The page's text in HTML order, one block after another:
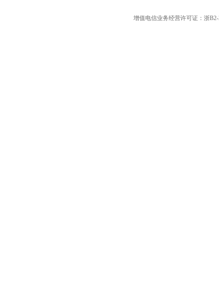
增值电信业务经营许可证：浙